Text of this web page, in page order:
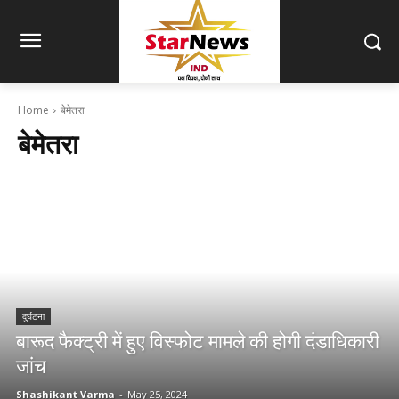
Home बेमेतरा
बेमेतरा
दुर्घटना
बारूद फैक्ट्री में हुए विस्फोट मामले की होगी दंडाधिकारी
जांच
Shashikant Varma - May 25, 2024